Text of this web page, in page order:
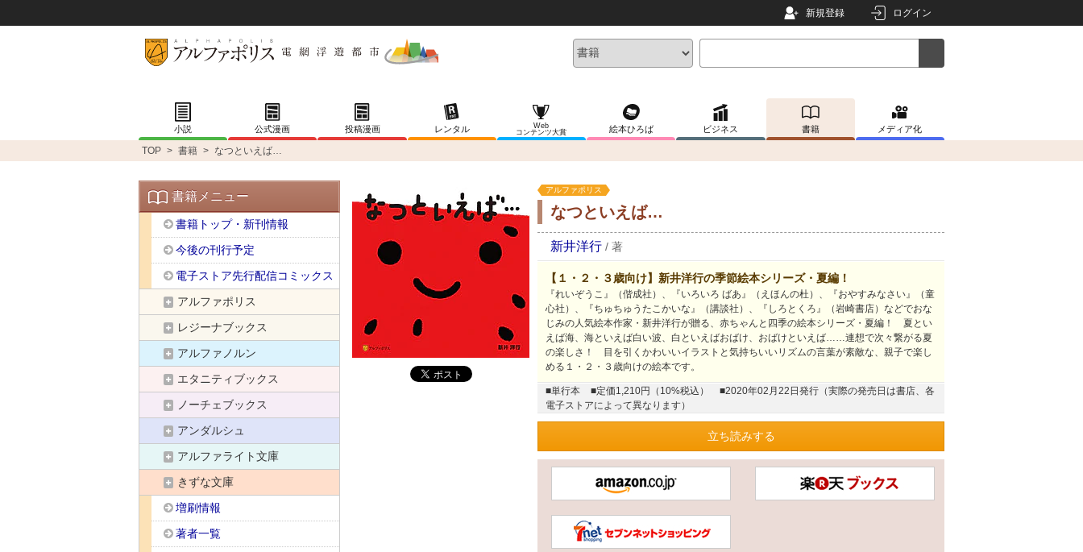
新規登録 ログイン
小説 公式漫画 投稿漫画 レンタル
Web
コンテンツ大賞
絵本ひろば ビジネス 書籍 メディア化
TOP > 書籍 > なつといえば…
アルファポリス
なつといえば…
新井洋行 / 著
【１・２・３歳向け】新井洋行の季節絵本シリーズ・夏編！
『れいぞうこ』（偕成社）、『いろいろ ばあ』（えほんの杜）、『おやすみなさい』（童
心社）、『ちゅちゅうたこかいな』（講談社）、『しろとくろ』（岩崎書店）などでおな
じみの人気絵本作家・新井洋行が贈る、赤ちゃんと四季の絵本シリーズ・夏編！ 夏とい
えば海、海といえば白い波、白といえばおばけ、おばけといえば……連想で次々繋がる夏
の楽しさ！ 目を引くかわいいイラストと気持ちいいリズムの言葉が素敵な、親子で楽し
める１・２・３歳向けの絵本です。
■単行本 ■定価1,210円（10%税込）
■2020年02月22日発行（実際の発売日は書店、各
電子ストアによって異なります）
立ち読みする
書籍メニュー
書籍トップ・新刊情報
今後の刊行予定
電子ストア先行配信コミックス
アルファポリス
レジーナブックス
アルファノルン
エタニティブックス
ノーチェブックス
アンダルシュ
アルファライト文庫
きずな文庫
増刷情報
著者一覧